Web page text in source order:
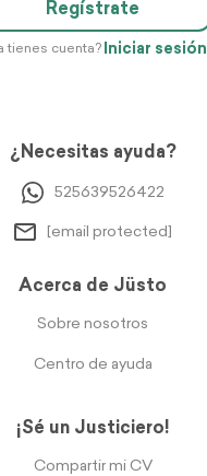
Regístrate
tienes cuenta? Iniciar sesión
¿Necesitas ayuda?
525639526422
[email protected]
Acerca de Jüsto
Sobre nosotros
Centro de ayuda
¡Sé un Justiciero!
Compartir mi CV